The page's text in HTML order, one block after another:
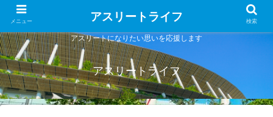
アスリートになりたい思いを応援します
アスリートライフ
メニュー アスリートライフ 検索